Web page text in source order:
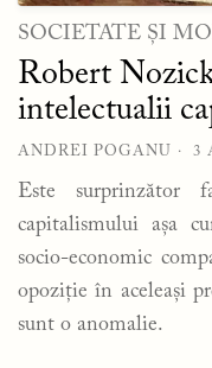
SOCIETATE ȘI
Robert
intelectualii
ANDREI POGANU 3
Este surprinzător
capitalismului așa
socio-economic
opoziție în aceleași
sunt o anomalie.